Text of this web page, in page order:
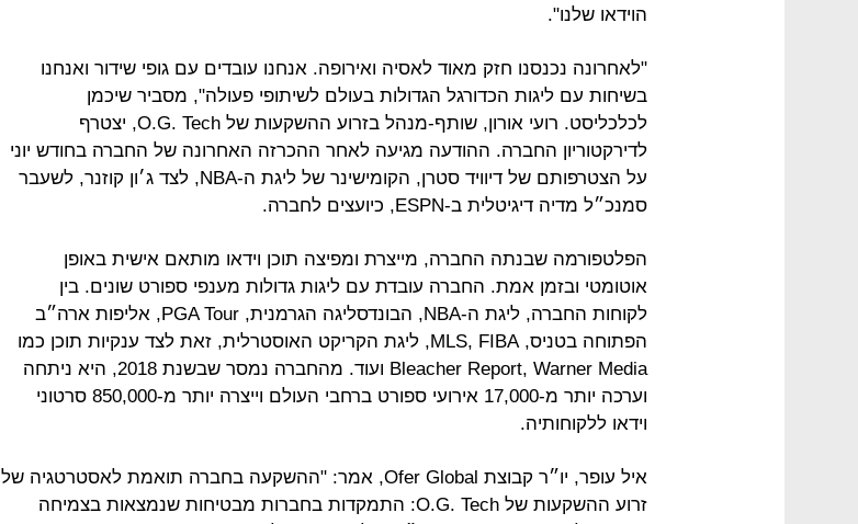
הוידאו שלנו".
"לאחרונה נכנסנו חזק מאוד לאסיה ואירופה. אנחנו עובדים עם גופי שידור ואנחנו
בשיחות עם ליגות הכדורגל הגדולות בעולם לשיתופי פעולה", מסביר שיכמן
לכלכליסט. רועי אורון, שותף-מנהל בזרוע ההשקעות של O.G. Tech, יצטרף
לדירקטוריון החברה. ההודעה מגיעה לאחר ההכרזה האחרונה של החברה בחודש יוני
על הצטרפותם של דיוויד סטרן, הקומישינר של ליגת ה-NBA, לצד ג׳ון קוזנר, לשעבר
סמנכ״ל מדיה דיגיטלית ב-ESPN, כיועצים לחברה.
הפלטפורמה שבנתה החברה, מייצרת ומפיצה תוכן וידאו מותאם אישית באופן
אוטומטי ובזמן אמת. החברה עובדת עם ליגות גדולות מענפי ספורט שונים. בין
לקוחות החברה, ליגת ה-NBA, הבונדסליגה הגרמנית, PGA Tour, אליפות ארה״ב
הפתוחה בטניס, MLS, FIBA, ליגת הקריקט האוסטרלית, זאת לצד ענקיות תוכן כמו
Bleacher Report, Warner Media ועוד. מהחברה נמסר שבשנת 2018, היא ניתחה
וערכה יותר מ-17,000 אירועי ספורט ברחבי העולם וייצרה יותר מ-850,000 סרטוני
וידאו ללקוחותיה.
איל עופר, יו״ר קבוצת Ofer Global, אמר: "ההשקעה בחברה תואמת לאסטרטגיה של
זרוע ההשקעות של O.G. Tech: התמקדות בחברות מבטיחות שנמצאות בצמיחה